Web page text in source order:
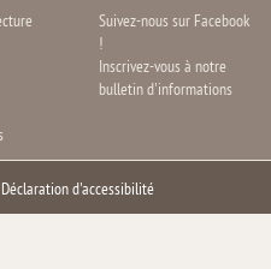
Suivez-nous sur Facebook
!
Inscrivez-vous à notre
bulletin d'informations
Déclaration d'accessibilité